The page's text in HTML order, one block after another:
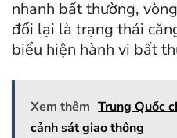
nhanh bất thường,
đổi lại là trạng thái
biểu hiện hành vi bất
Xem thêm Trung Quốc
cảnh sát giao thông